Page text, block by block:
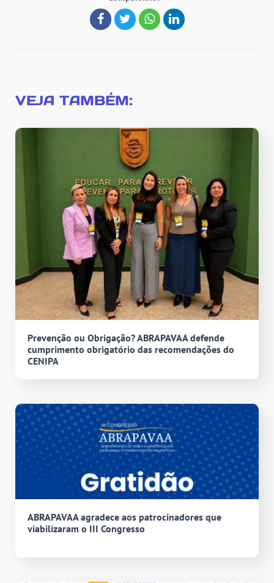
VEJA TAMBÉM:
Prevenção ou Obrigação? ABRAPAVAA defende
cumprimento obrigatório das recomendações do
CENIPA
ABRAPAVAA agradece aos patrocinadores que
viabilizaram o III Congresso